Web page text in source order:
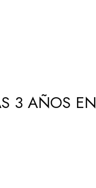
3 AÑOS